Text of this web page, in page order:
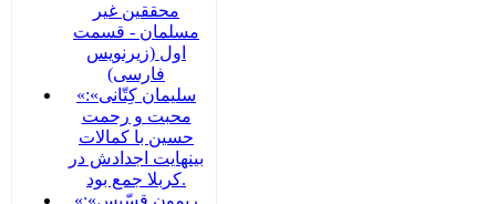
محققین غیر
مسلمان - قسمت
اول (زیرنویس
فارسی)
«سلیمان کِتّانی»:
محبت و رحمت
حسین با کمالات
بینهایت اجدادش در
کربلا جمع بود.
«ریمون قسّیس»: